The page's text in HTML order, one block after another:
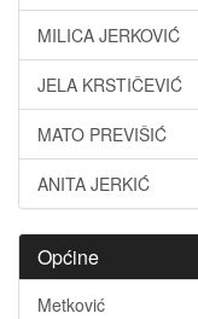
MILICA JERKOVIĆ
JELA KRSTIČEVIĆ
MATO PREVIŠIĆ
ANITA JERKIĆ
Općine
Metković